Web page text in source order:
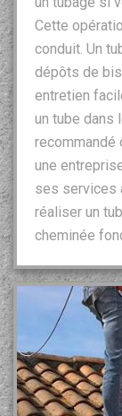
Cette
conduit. Un
dépôts de
entretien
un tube dans
recommandé
une
ses services
réaliser un
cheminée